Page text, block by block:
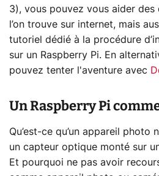
3), vous pouvez vous aider
l’on trouve sur internet, mais
tutoriel dédié à la procédure
sur un Raspberry Pi. En
pouvez tenter l'aventure avec
Un Raspberry Pi
Qu’est-ce qu’un appareil photo
un capteur optique monté sur
Et pourquoi ne pas avoir